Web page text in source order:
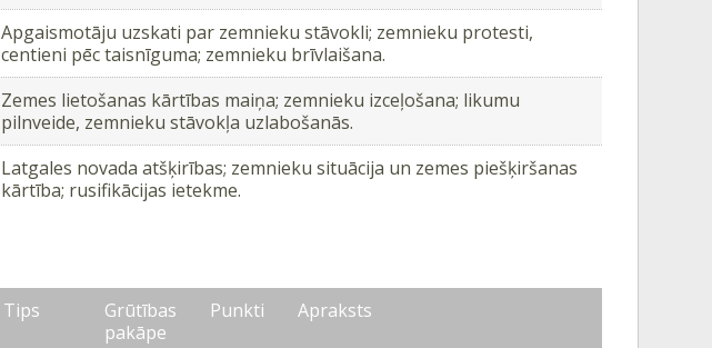
Apgaismotāju uzskati par zemnieku stāvokli; zemnieku protesti,
centieni pēc taisnīguma; zemnieku brīvlaišana.
Zemes lietošanas kārtības maiņa; zemnieku izceļošana; likumu
pilnveide, zemnieku stāvokļa uzlabošanās.
Latgales novada atšķirības; zemnieku situācija un zemes piešķiršanas
kārtība; rusifikācijas ietekme.
Tips
Grūtības
pakāpe
Punkti Apraksts